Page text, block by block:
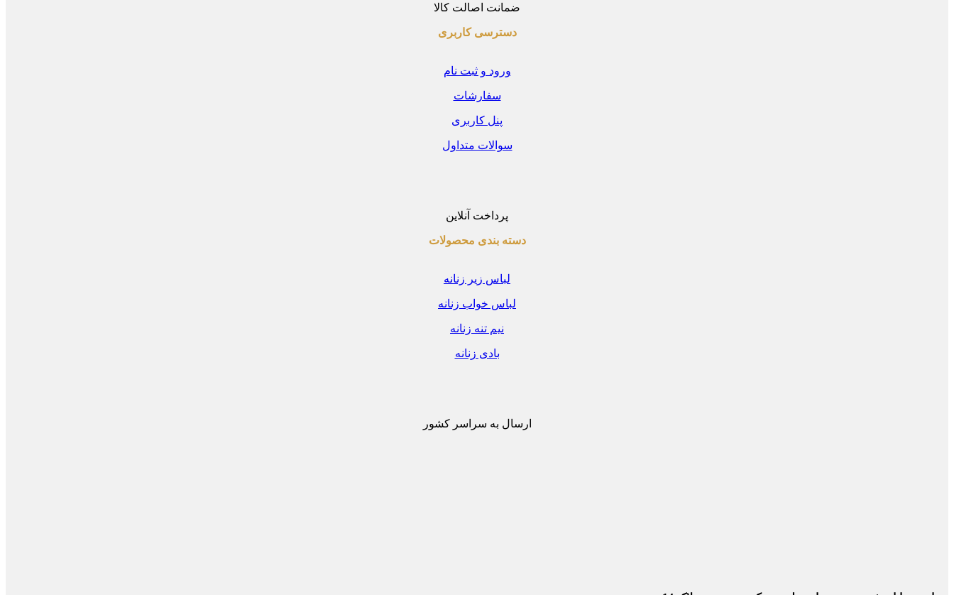
ضمانت اصالت کالا
دسترسی کاربری
ورود و ثبت نام
سفارشات
پنل کاربری
سوالات متداول
پرداخت آنلاین
دسته بندی محصولات
لباس زیر زنانه
لباس خواب زنانه
نیم تنه زنانه
بادی زنانه
ارسال به سراسر کشور